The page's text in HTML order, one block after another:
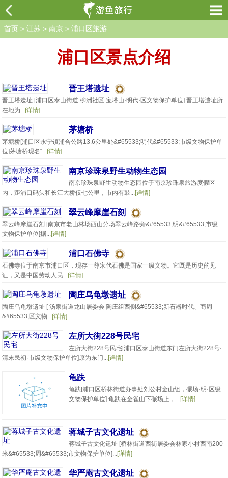
首页 > 江苏 > 南京 > 浦口区旅游
浦口区景点介绍
晋王塔遗址
晋王塔遗址 [浦口区泰山街道 柳洲社区 宝塔山·明代·区文物保护单位] 晋王塔遗址所
在地为...[详情]
茅塘桥
茅塘桥[浦口区永宁镇浦合公路13.6公里处&#65533;明代&#65533;市级文物保护单
位]茅塘桥现名“...[详情]
南京珍珠泉野生动物生态园
南京珍珠泉野生动物生态园位于南京珍珠泉旅游度假区
内，距浦口码头和长江大桥仅七公里，市内有鼓...[详情]
翠云峰摩崖石刻
翠云峰摩崖石刻 [南京市老山林场西山分场翠云峰路旁&#65533;明&#65533;市级
文物保护单位]据...[详情]
浦口石佛寺
石佛寺位于南京市浦口区，现存一尊宋代石佛是国家一级文物。它既是历史的见
证，又是中国劳动人民...[详情]
陶庄乌龟墩遗址
陶庄乌龟墩遗址 [ 汤泉街道龙山居委会 陶庄组西侧&#65533;新石器时代、商周
&#65533;区文物...[详情]
左所大街228号民宅
左所大街228号民宅[浦口区泰山街道东门左所大街228号·
清末民初·市级文物保护单位]原为东门...[详情]
龟趺
龟趺[浦口区桥林街道办事处刘公村金山组，碾场·明·区级
文物保护单位] 龟趺在金雀山下碾场上，...[详情]
蒋城子古文化遗址
蒋城子古文化遗址 [桥林街道西街居委会林家小村西南200
米&#65533;周&#65533;市文物保护单位]...[详情]
华严庵古文化遗址